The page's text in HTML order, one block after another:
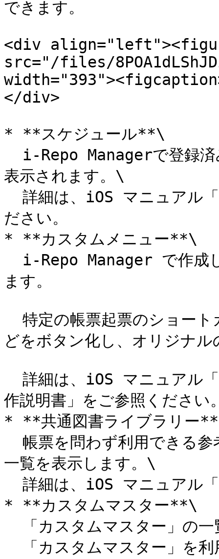
できます。
<div
src="/files/
</div>
* **スケジュール**\
表示されます。\
ださい。
* **カスタムメニュー**\
ます。
どをボタン化し、オリジナ
作説明書」をご参照ください
* **共通図書ライブラリー
一覧を表示します。\
* **カスタムマスター**\